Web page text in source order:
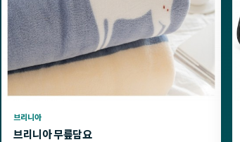
브리니아
브리니아 무릎담요